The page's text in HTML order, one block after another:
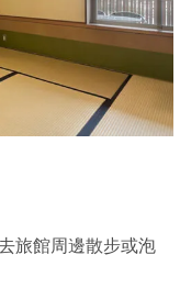
旅館周邊散步或泡